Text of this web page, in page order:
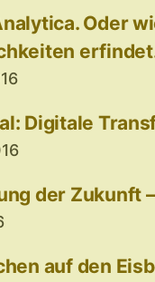
Oder
Digitale
der Zukunft
auf den